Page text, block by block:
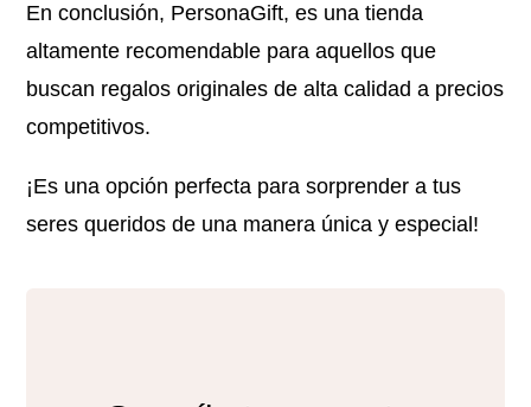
En conclusión, PersonaGift, es una tienda
altamente recomendable para aquellos que
buscan regalos originales de alta calidad a precios
competitivos.
¡Es una opción perfecta para sorprender a tus
seres queridos de una manera única y especial!